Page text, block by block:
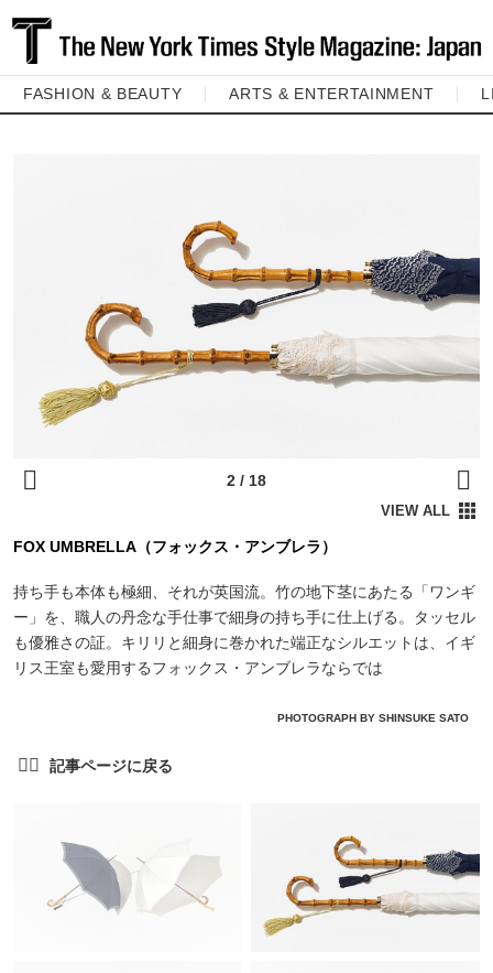
FASHION & BEAUTY ARTS & ENTERTAINMENT
FOX UMBRELLA（フォックス・アンブレラ）
持ち手も本体も極細、それが英国流。竹の地下茎にあたる「ワンギ
ー」を、職人の丹念な手仕事で細身の持ち手に仕上げる。タッセル
も優雅さの証。キリリと細身に巻かれた端正なシルエットは、イギ
リス王室も愛用するフォックス・アンブレラならでは
PHOTOGRAPH BY SHINSUKE SATO